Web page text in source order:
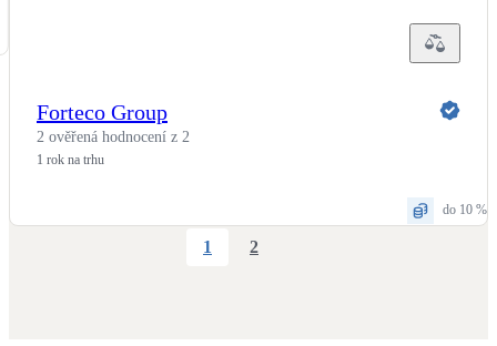
Forteco Group
2 ověřená hodnocení z 2
1 rok na trhu
do 10 %
1 2